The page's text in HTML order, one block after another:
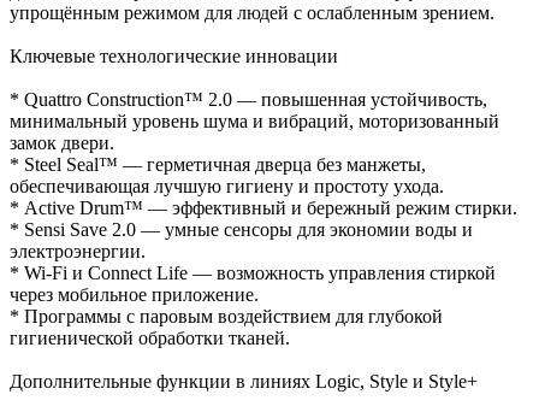
упрощённым режимом для людей с ослабленным зрением.
Ключевые технологические инновации
* Quattro Construction™ 2.0 — повышенная устойчивость,
минимальный уровень шума и вибраций, моторизованный
замок двери.
* Steel Seal™ — герметичная дверца без манжеты,
обеспечивающая лучшую гигиену и простоту ухода.
* Active Drum™ — эффективный и бережный режим стирки.
* Sensi Save 2.0 — умные сенсоры для экономии воды и
электроэнергии.
* Wi-Fi и Connect Life — возможность управления стиркой
через мобильное приложение.
* Программы с паровым воздействием для глубокой
гигиенической обработки тканей.
Дополнительные функции в линиях Logic, Style и Style+